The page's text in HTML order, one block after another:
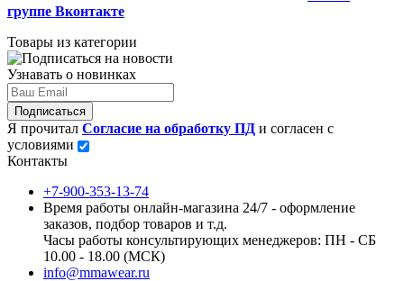
группе Вконтакте
Товары из категории
Узнавать о новинках
Подписаться
Я прочитал Согласие на обработку ПД и согласен с
условиями
Контакты
+7-900-353-13-74
Время работы онлайн-магазина 24/7 - оформление
заказов, подбор товаров и т.д.
Часы работы консультирующих менеджеров: ПН - СБ
10.00 - 18.00 (МСК)
info@mmawear.ru